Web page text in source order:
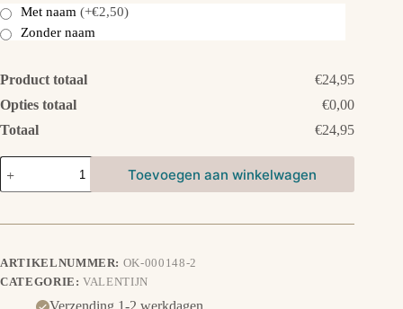
Met naam (+€2,50)
Zonder naam
Product totaal
€24,95
Opties totaal
€0,00
Totaal
€24,95
Hart
doosje
met
aantal
Toevoegen aan winkelwagen
ARTIKELNUMMER: OK-000148-2
CATEGORIE:VALENTIJN